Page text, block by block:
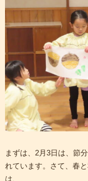
まずは、2月3日は、節
れています。さて、春
は、